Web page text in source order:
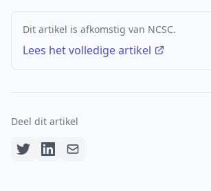
Dit artikel is afkomstig van NCSC.
Lees het volledige artikel
Deel dit artikel